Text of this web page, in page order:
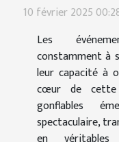
10 février 2025
Les
constamment à
leur capacité à
cœur de cette
gonflables
spectaculaire,